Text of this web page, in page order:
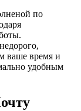
по
ваше время и
удобным